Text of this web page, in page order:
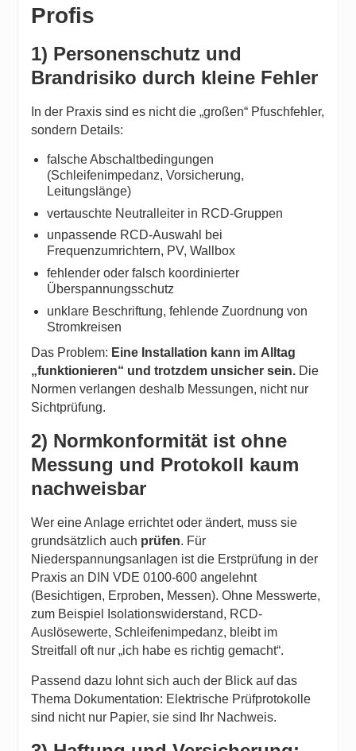
Profis
1) Personenschutz und
Brandrisiko durch kleine Fehler
In der Praxis sind es nicht die „großen“ Pfuschfehler,
sondern Details:
falsche Abschaltbedingungen
(Schleifenimpedanz, Vorsicherung,
Leitungslänge)
vertauschte Neutralleiter in RCD-Gruppen
unpassende RCD-Auswahl bei
Frequenzumrichtern, PV, Wallbox
fehlender oder falsch koordinierter
Überspannungsschutz
unklare Beschriftung, fehlende Zuordnung von
Stromkreisen
Das Problem: Eine Installation kann im Alltag
„funktionieren“ und trotzdem unsicher sein. Die
Normen verlangen deshalb Messungen, nicht nur
Sichtprüfung.
2) Normkonformität ist ohne
Messung und Protokoll kaum
nachweisbar
Wer eine Anlage errichtet oder ändert, muss sie
grundsätzlich auch prüfen. Für
Niederspannungsanlagen ist die Erstprüfung in der
Praxis an DIN VDE 0100-600 angelehnt
(Besichtigen, Erproben, Messen). Ohne Messwerte,
zum Beispiel Isolationswiderstand, RCD-
Auslösewerte, Schleifenimpedanz, bleibt im
Streitfall oft nur „ich habe es richtig gemacht“.
Passend dazu lohnt sich auch der Blick auf das
Thema Dokumentation: Elektrische Prüfprotokolle
sind nicht nur Papier, sie sind Ihr Nachweis.